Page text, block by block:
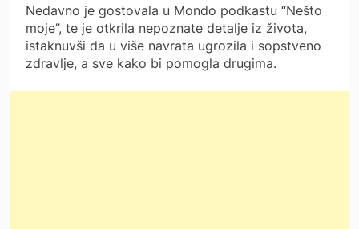
Nedavno je gostovala u Mondo podkastu “Nešto
moje”, te je otkrila nepoznate detalje iz života,
istaknuvši da u više navrata ugrozila i sopstveno
zdravlje, a sve kako bi pomogla drugima.